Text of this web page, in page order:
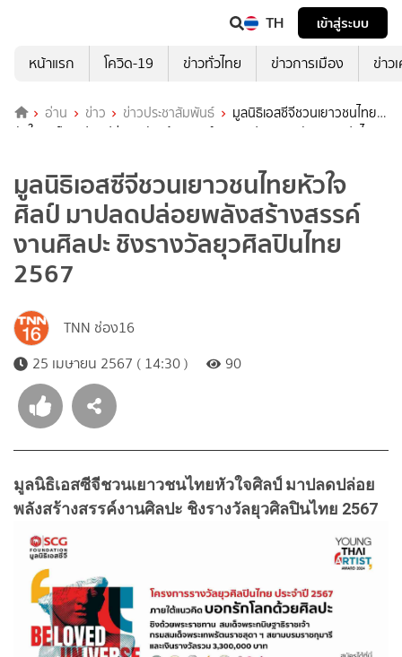
TH
เข้าสู่ระบบ
หน้าแรก
โควิด-19 ข่าวทั่วไทย ข่าวการเมือง ข่าว
อ่าน ข่าว ข่าวประชาสัมพันธ์
มูลนิธิเอสซีจีชวนเยาวชนไทย
หัวใจศิลป์ มาปลดปล่อยพลังสร้างสรรค์งานศิลปะ ชิงรางวัลยุวศิลปินไทย
มูลนิธิเอสซีจีชวนเยาวชนไทยหัวใจ
ศิลป์ มาปลดปล่อยพลังสร้างสรรค์
งานศิลปะ ชิงรางวัลยุวศิลปินไทย
2567
TNN ช่อง16
25 เมษายน 2567 ( 14:30 )
90
มูลนิธิเอสซีจีชวนเยาวชนไทยหัวใจศิลป์ มาปลดปล่อย
พลังสร้างสรรค์งานศิลปะ ชิงรางวัลยุวศิลปินไทย 2567